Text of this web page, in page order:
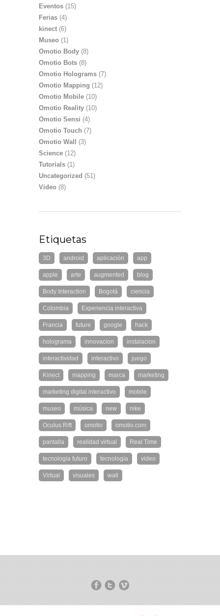
Eventos (15)
Ferias (4)
kinect (6)
Museo (1)
Omotio Body (8)
Omotio Bots (8)
Omotio Holograms (7)
Omotio Mapping (12)
Omotio Mobile (10)
Omotio Reality (10)
Omotio Sensi (4)
Omotio Touch (7)
Omotio Wall
(3)
Science (12)
Tutorials (1)
Uncategorized (51)
Video (8)
Etiquetas
3D android aplicación app
apple arte augmented blog
Body Interaction Bogotá ciencia
Colombia Experiencia interactiva
Francia future google hack
holograma innovacion instalacion
interactividad interactivo juego
Kinect mapping marca marketing
marketing digital interactivo mobile
museo música new nike
Oculus Rift omotio omotio.com
pantalla realidad virtual Real Time
tecnologia futuro tecnología video
Virtual visuales wall